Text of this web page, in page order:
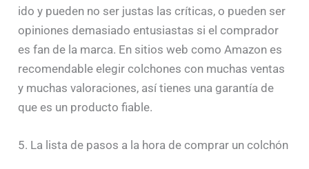
ido y pueden no ser justas las críticas, o pueden ser
opiniones demasiado entusiastas si el comprador
es fan de la marca. En sitios web como Amazon es
recomendable elegir colchones con muchas ventas
y muchas valoraciones, así tienes una garantía de
que es un producto fiable.
5. La lista de pasos a la hora de comprar un colchón